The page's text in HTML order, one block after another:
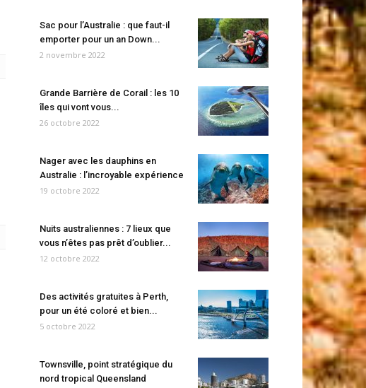
Sac pour l’Australie : que faut-il
emporter pour un an Down...
2 novembre 2022
Grande Barrière de Corail : les 10
îles qui vont vous...
26 octobre 2022
Nager avec les dauphins en
Australie : l’incroyable expérience
19 octobre 2022
Nuits australiennes : 7 lieux que
vous n’êtes pas prêt d’oublier...
12 octobre 2022
Des activités gratuites à Perth,
pour un été coloré et bien...
5 octobre 2022
Townsville, point stratégique du
nord tropical Queensland